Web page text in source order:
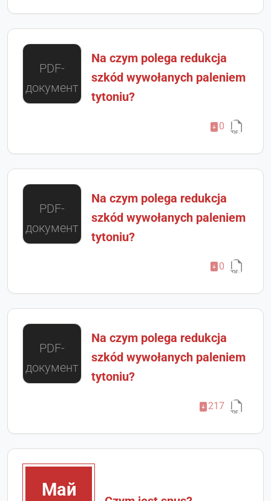
PDF-
документ
Na czym polega redukcja
szkód wywołanych paleniem
tytoniu?
0
PDF-
документ
Na czym polega redukcja
szkód wywołanych paleniem
tytoniu?
0
PDF-
документ
Na czym polega redukcja
szkód wywołanych paleniem
tytoniu?
217
Май